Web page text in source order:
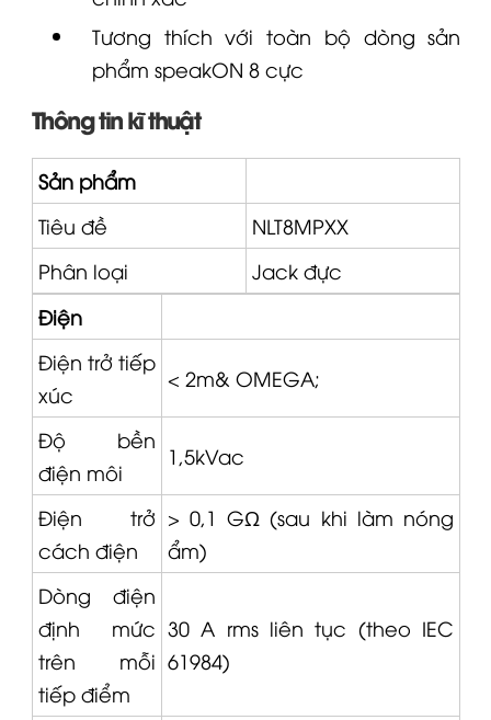
Tương thích với toàn bộ dòng sản
phẩm speakON 8 cực
Thông tin kĩ thuật
Sản phẩm
Tiêu đề
NLT8MPXX
Phân loại
Jack đực
Điện
Điện trở tiếp
xúc
< 2m& OMEGA;
Độ bền
điện môi
1,5kVac
Điện trở
cách điện
> 0,1 GΩ (sau khi làm nóng
ẩm)
Dòng điện
định mức
trên mỗi
tiếp điểm
30 A rms liên tục (theo IEC
61984)